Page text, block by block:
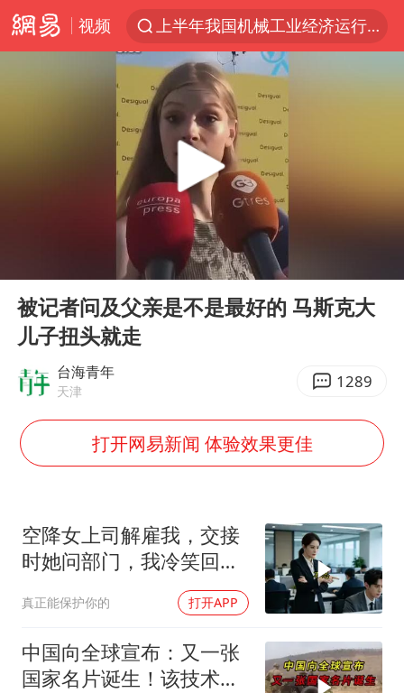
视频
上半年我国机械工业经济运行稳中有进
实测秋天第一杯奶茶
四川宜宾市高县发生4.9级地震
泰国校园枪击案死亡人数升至7人
汪峰阻止14岁女儿买大牌
国防部回应日本试射“战斧”导弹
女孩摆摊卖菌子时收到北大通知书
改名后的“青海拉面”店
东方之约 相约未来
Play
被记者问及父亲是不是最好的 马斯克大
儿子扭头就走
台海青年
天津 1289
打开网易新闻 体验效果更佳
空降女上司解雇我，交接
时她问部门，我冷笑回
真正能保护你的 打开APP
中国向全球宣布：又一张
国家名片诞生！该技术全